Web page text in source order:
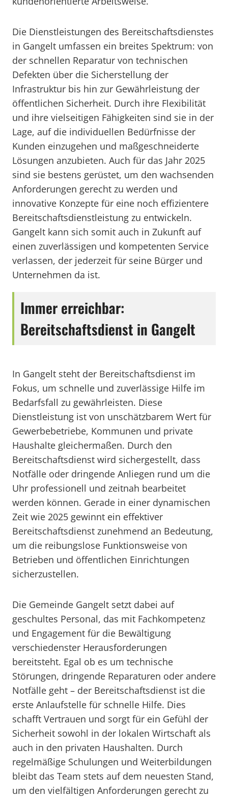
Die Dienstleistungen des Bereitschaftsdienstes
in Gangelt umfassen ein breites Spektrum: von
der schnellen Reparatur von technischen
Defekten über die Sicherstellung der
Infrastruktur bis hin zur Gewährleistung der
öffentlichen Sicherheit. Durch ihre Flexibilität
und ihre vielseitigen Fähigkeiten sind sie in der
Lage, auf die individuellen Bedürfnisse der
Kunden einzugehen und maßgeschneiderte
Lösungen anzubieten. Auch für das Jahr 2025
sind sie bestens gerüstet, um den wachsenden
Anforderungen gerecht zu werden und
innovative Konzepte für eine noch effizientere
Bereitschaftsdienstleistung zu entwickeln.
Gangelt kann sich somit auch in Zukunft auf
einen zuverlässigen und kompetenten Service
verlassen, der jederzeit für seine Bürger und
Unternehmen da ist.
Immer erreichbar:
Bereitschaftsdienst in Gangelt
In Gangelt steht der Bereitschaftsdienst im
Fokus, um schnelle und zuverlässige Hilfe im
Bedarfsfall zu gewährleisten. Diese
Dienstleistung ist von unschätzbarem Wert für
Gewerbebetriebe, Kommunen und private
Haushalte gleichermaßen. Durch den
Bereitschaftsdienst wird sichergestellt, dass
Notfälle oder dringende Anliegen rund um die
Uhr professionell und zeitnah bearbeitet
werden können. Gerade in einer dynamischen
Zeit wie 2025 gewinnt ein effektiver
Bereitschaftsdienst zunehmend an Bedeutung,
um die reibungslose Funktionsweise von
Betrieben und öffentlichen Einrichtungen
sicherzustellen.
Die Gemeinde Gangelt setzt dabei auf
geschultes Personal, das mit Fachkompetenz
und Engagement für die Bewältigung
verschiedenster Herausforderungen
bereitsteht. Egal ob es um technische
Störungen, dringende Reparaturen oder andere
Notfälle geht – der Bereitschaftsdienst ist die
erste Anlaufstelle für schnelle Hilfe. Dies
schafft Vertrauen und sorgt für ein Gefühl der
Sicherheit sowohl in der lokalen Wirtschaft als
auch in den privaten Haushalten. Durch
regelmäßige Schulungen und Weiterbildungen
bleibt das Team stets auf dem neuesten Stand,
um den vielfältigen Anforderungen gerecht zu